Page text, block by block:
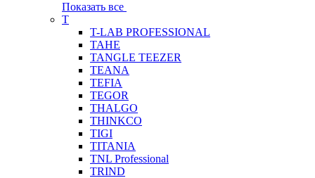
Показать все
T
T-LAB PROFESSIONAL
TAHE
TANGLE TEEZER
TEANA
TEFIA
TEGOR
THALGO
THINKCO
TIGI
TITANIA
TNL Professional
TRIND